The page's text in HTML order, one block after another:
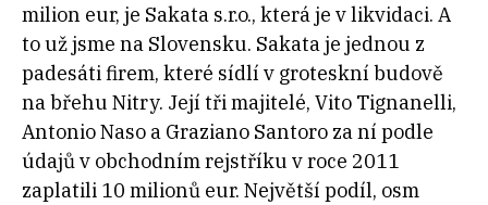
milion eur, je Sakata s.r.o., která je v likvidaci. A
to už jsme na Slovensku. Sakata je jednou z
padesáti firem, které sídlí v groteskní budově
na břehu Nitry. Její tři majitelé, Vito Tignanelli,
Antonio Naso a Graziano Santoro za ní podle
údajů v obchodním rejstříku v roce 2011
zaplatili 10 milionů eur. Největší podíl, osm